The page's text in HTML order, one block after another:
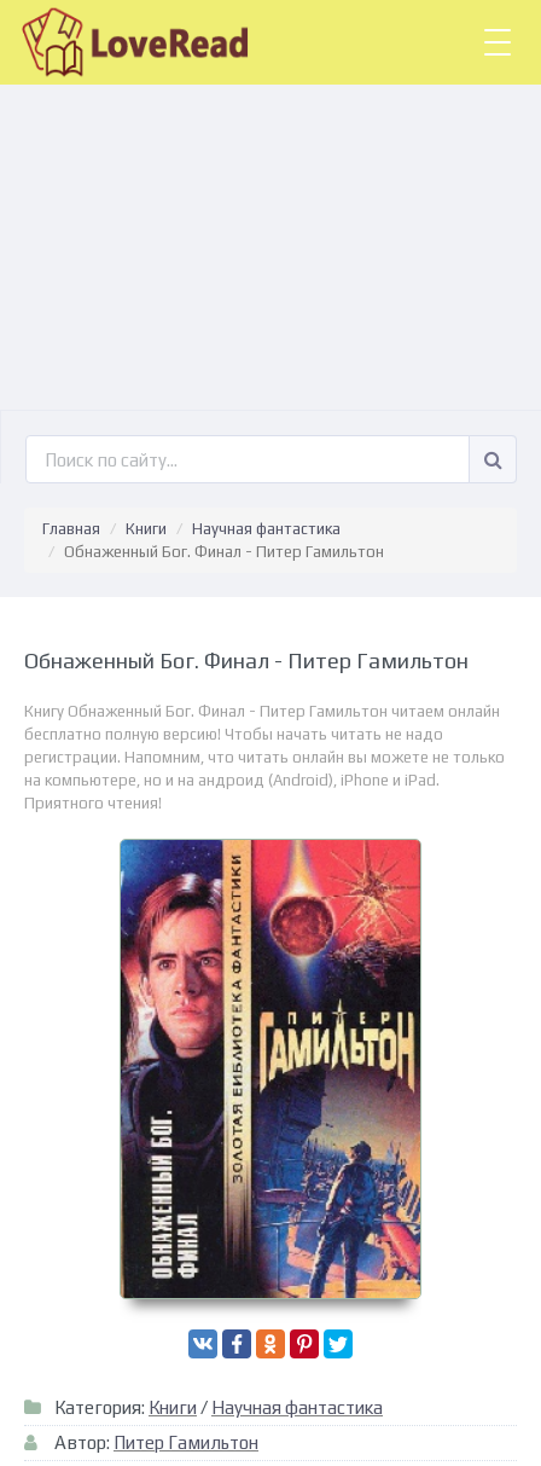
Главная Книги
Научная фантастика
Обнаженный Бог. Финал - Питер Гамильтон
Обнаженный Бог. Финал - Питер Гамильтон
Книгу Обнаженный Бог. Финал - Питер Гамильтон читаем онлайн
бесплатно полную версию! Чтобы начать читать не надо
регистрации. Напомним, что читать онлайн вы можете не только
на компьютере, но и на андроид (Android), iPhone и iPad.
Приятного чтения!
Категория: Книги / Научная фантастика
Автор: Питер Гамильтон